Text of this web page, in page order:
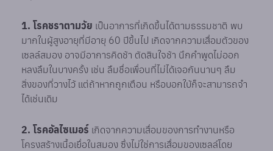
1. โรคชราตามวัย เป็นอาการที่เกิดขึ้นได้ตามธรรมชาติ พบ
มากในผู้สูงอายุที่มีอายุ 60 ปีขึ้นไป เกิดจากความเสื่อมตัวของ
เซลล์สมอง อาจมีอาการคิดช้า ตัดสินใจช้า นึกคำพูดไม่ออก
หลงลืมในบางครั้ง เช่น ลืมชื่อเพื่อนที่ไม่ได้เจอกันนานๆ ลืม
สิ่งของที่วางไว้ แต่ถ้าหากถูกเตือน หรือบอกใบ้ก็จะสามารถจำ
ได้เช่นเดิม
2. โรคอัลไซเมอร์ เกิดจากความเสื่อมของการทำงานหรือ
โครงสร้างเนื้อเยื่อในสมอง ซึ่งไม่ใช่การเสื่อมของเซลล์โดย